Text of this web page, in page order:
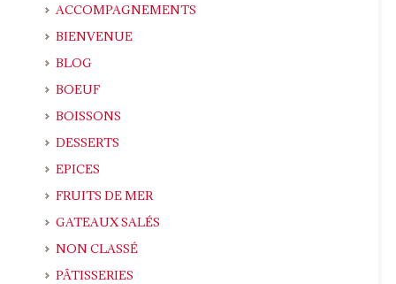
ACCOMPAGNEMENTS
BIENVENUE
BLOG
BOEUF
BOISSONS
DESSERTS
EPICES
FRUITS DE MER
GATEAUX SALÉS
NON CLASSÉ
PÂTISSERIES